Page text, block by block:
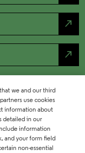
north_east
north_east
we and our third
use cookies
information about
detailed in our
information
and your form field
non-essential